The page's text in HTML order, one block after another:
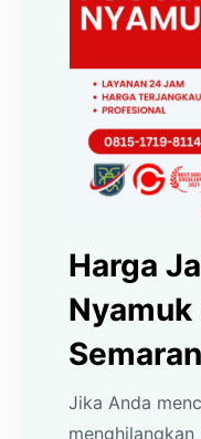
Harga
Jika Anda